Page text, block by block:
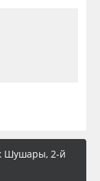
Шушары, 2-й